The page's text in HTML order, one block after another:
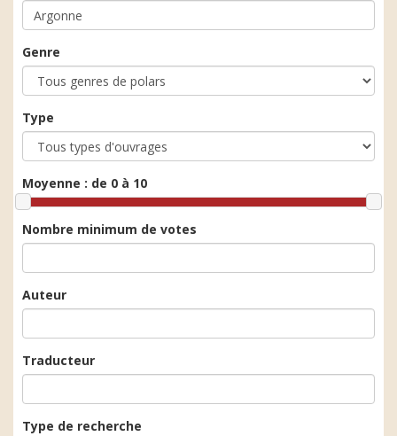
Genre
Type
Moyenne : de 0 à 10
Nombre minimum de votes
Auteur
Traducteur
Type de recherche